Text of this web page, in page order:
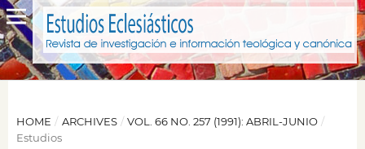
HOME / ARCHIVES / VOL. 66 NO. 257 (1991): ABRIL-JUNIO /
Estudios